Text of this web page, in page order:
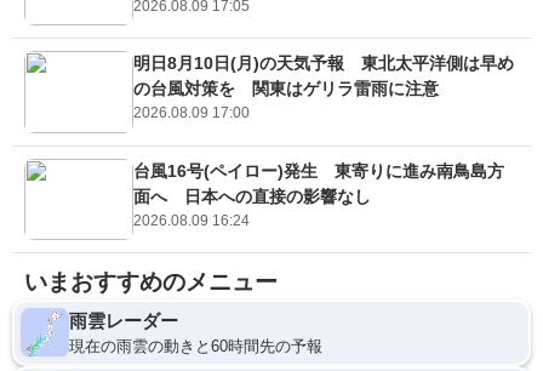
2026.08.09 17:05
明日8月10日(月)の天気予報 東北太平洋側は早め
の台風対策を 関東はゲリラ雷雨に注意
2026.08.09 17:00
台風16号(ペイロー)発生 東寄りに進み南鳥島方
面へ 日本への直接の影響なし
2026.08.09 16:24
いまおすすめのメニュー
雨雲レーダー
現在の雨雲の動きと60時間先の予報